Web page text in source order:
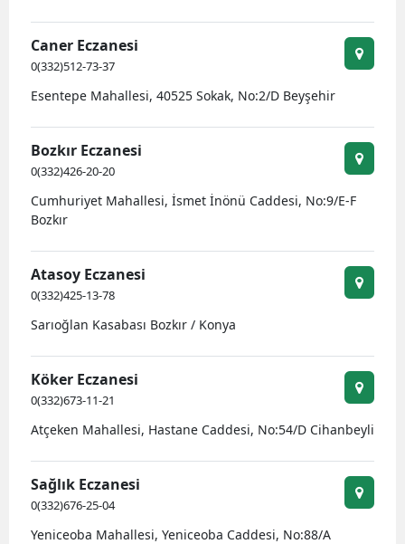
Caner Eczanesi
0(332)512-73-37
Esentepe Mahallesi, 40525 Sokak, No:2/D Beyşehir
Bozkır Eczanesi
0(332)426-20-20
Cumhuriyet Mahallesi, İsmet İnönü Caddesi, No:9/E-F
Bozkır
Atasoy Eczanesi
0(332)425-13-78
Sarıoğlan Kasabası Bozkır / Konya
Köker Eczanesi
0(332)673-11-21
Atçeken Mahallesi, Hastane Caddesi, No:54/D Cihanbeyli
Sağlık Eczanesi
0(332)676-25-04
Yeniceoba Mahallesi, Yeniceoba Caddesi, No:88/A